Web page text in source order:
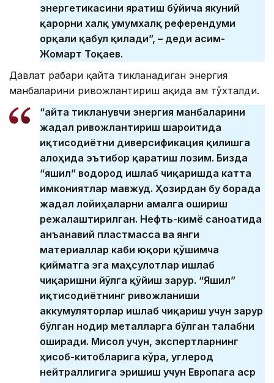
энергетикасини яратиш бўйича якуний
қарорни халқ умумхалқ референдуми
орқали қабул қилади”, – деди Қасим-
Жомарт Тоқаев.
Давлат раҳбари қайта тикланадиган энергия
манбаларини ривожлантириш ҳақида ҳам тўхталди.
“Қайта тикланувчи энергия манбаларини
жадал ривожлантириш шароитида
иқтисодиётни диверсификация қилишга
алоҳида эътибор қаратиш лозим. Бизда
“яшил” водород ишлаб чиқаришда катта
имкониятлар мавжуд. Ҳозирдан бу борада
жадал лойиҳаларни амалга ошириш
режалаштирилган. Нефть-кимё саноатида
анъанавий пластмасса ва янги
материаллар каби юқори қўшимча
қийматга эга маҳсулотлар ишлаб
чиқаришни йўлга қўйиш зарур. “Яшил”
иқтисодиётнинг ривожланиши
аккумуляторлар ишлаб чиқариш учун зарур
бўлган нодир металларга бўлган талабни
оширади. Мисол учун, экспертларнинг
ҳисоб-китобларига кўра, углерод
нейтраллигига эришиш учун Европага аср